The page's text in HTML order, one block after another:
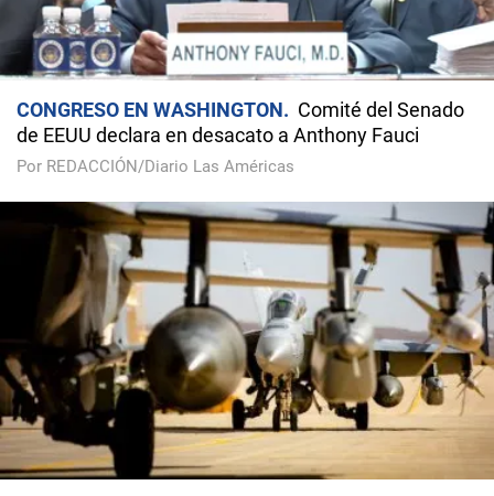
CONGRESO EN WASHINGTON
Comité del Senado
de EEUU declara en desacato a Anthony Fauci
Por REDACCIÓN/Diario Las Américas